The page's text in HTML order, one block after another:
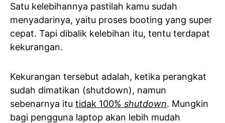
Satu kelebihannya pastilah kamu sudah
menyadarinya, yaitu proses booting yang super
cepat. Tapi dibalik kelebihan itu, tentu terdapat
kekurangan.
Kekurangan tersebut adalah, ketika perangkat
sudah dimatikan (shutdown), namun
sebenarnya itu tidak 100% shutdown. Mungkin
bagi pengguna laptop akan lebih mudah